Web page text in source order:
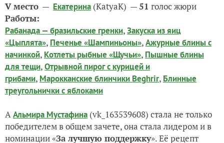
V место — Екатерина (KatyaK) —51 голос жюри
Работы:
Рабанада — бразильские гренки,Закуска из яиц
«Цыплята», Печенье «Шампиньоны»,Ажурные блины с
начинкой, Котлеты рыбные «Щучьи», Пышные блины
для тещи,Отрывной пирог с курицей и
грибами, Марокканские блинчики Beghrir, Блинные
треугольнички с яблоками
ААльмира Мустафина (vk_163539608) стала не только
победителем в общем зачете, она стала лидером и в
номинации «За лучшую поддержку». Её рецепт